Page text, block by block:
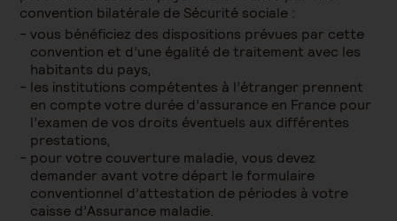
convention bilatérale de Sécurité sociale :
vous bénéficiez des dispositions prévues par cette
convention et d’une égalité de traitement avec les
habitants du pays,
les institutions compétentes à l’étranger prennent
en compte votre durée d’assurance en France pour
l’examen de vos droits éventuels aux différentes
prestations,
pour votre couverture maladie, vous devez
demander avant votre départ le formulaire
conventionnel d’attestation de périodes à votre
caisse d’Assurance maladie.